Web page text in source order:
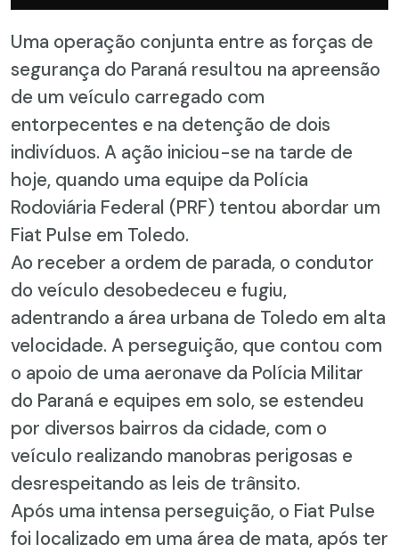
Uma operação conjunta entre as forças de
segurança do Paraná resultou na apreensão
de um veículo carregado com
entorpecentes e na detenção de dois
indivíduos. A ação iniciou-se na tarde de
hoje, quando uma equipe da Polícia
Rodoviária Federal (PRF) tentou abordar um
Fiat Pulse em Toledo.
Ao receber a ordem de parada, o condutor
do veículo desobedeceu e fugiu,
adentrando a área urbana de Toledo em alta
velocidade. A perseguição, que contou com
o apoio de uma aeronave da Polícia Militar
do Paraná e equipes em solo, se estendeu
por diversos bairros da cidade, com o
veículo realizando manobras perigosas e
desrespeitando as leis de trânsito.
Após uma intensa perseguição, o Fiat Pulse
foi localizado em uma área de mata, após ter